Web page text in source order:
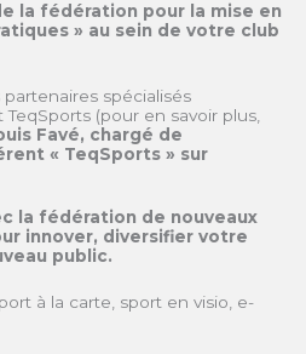
la fédération pour la mise en
» au sein de votre club
spécialisés
(pour en savoir plus,
Favé, chargé de
« TeqSports » sur
la fédération de nouveaux
innover, diversifier votre
public.
à la carte, sport en visio, e-